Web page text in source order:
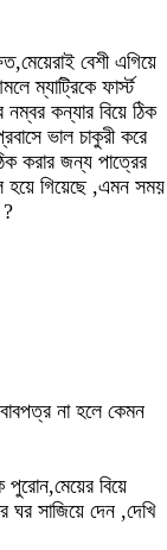
বেশী এগিয়ে
ম্যাট্রিকে ফার্স্ট
কন্যার বিয়ে ঠিক
ভাল চাকুরী করে
করার জন্য পাত্রের
গিয়েছে ,এমন সময়
?
না হলে কেমন
বিয়ে
সাজিয়ে দেন ,দেখি